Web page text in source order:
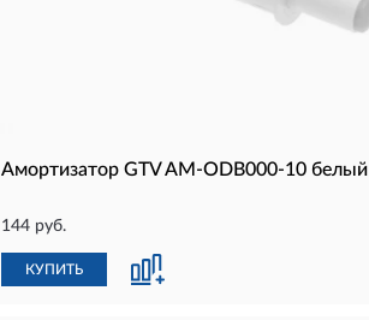
Амортизатор GTV AM-ODB000-10 белый
144 руб.
КУПИТЬ